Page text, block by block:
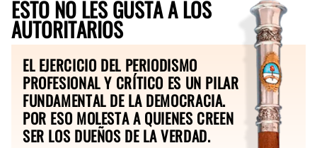
ESTO NO LES GUSTA A LOS
AUTORITARIOS
EL EJERCICIO DEL PERIODISMO
PROFESIONAL Y CRÍTICO ES UN PILAR
FUNDAMENTAL DE LA DEMOCRACIA.
POR ESO MOLESTA A QUIENES CREEN
SER LOS DUEÑOS DE LA VERDAD.